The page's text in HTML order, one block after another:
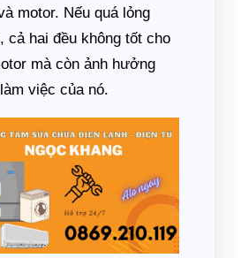
motor. Nếu quá lỏng
cả hai đều không tốt cho
mà còn ảnh hưởng
việc của nó.